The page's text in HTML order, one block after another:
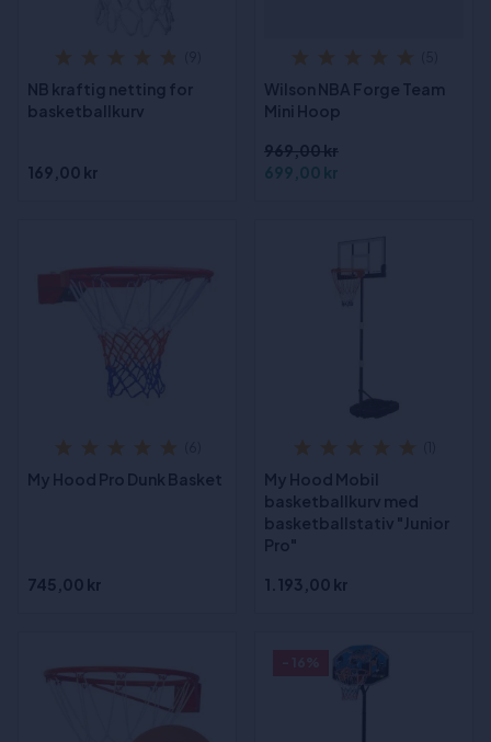
NB kraftig netting for
basketballkurv
169,00 kr
Wilson NBA Forge Team
Mini Hoop
969,00 kr
699,00 kr
My Hood Pro Dunk Basket
745,00 kr
My Hood Mobil
basketballkurv med
basketballstativ "Junior
Pro"
1.193,00 kr